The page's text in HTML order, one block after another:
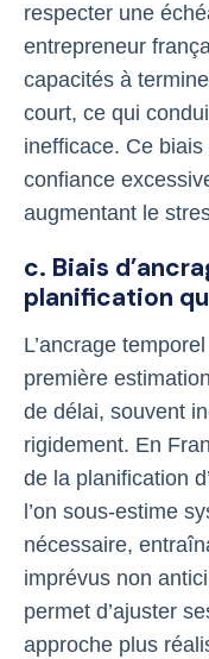
respecter une
entrepreneur
capacités à
court, ce qui
inefficace. Ce biais
confiance
augmentant le
c. Biais
planification
L’ancrage
première
de délai, souvent
rigidement. En
de la planification
l’on sous-estime
nécessaire,
imprévus non
permet d’ajuster
approche plus